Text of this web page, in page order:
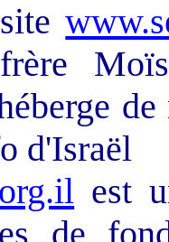
d'Israël
est
de